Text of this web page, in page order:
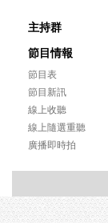
主持群
節目情報
節目表
節目新訊
線上收聽
線上隨選重聽
廣播即時拍